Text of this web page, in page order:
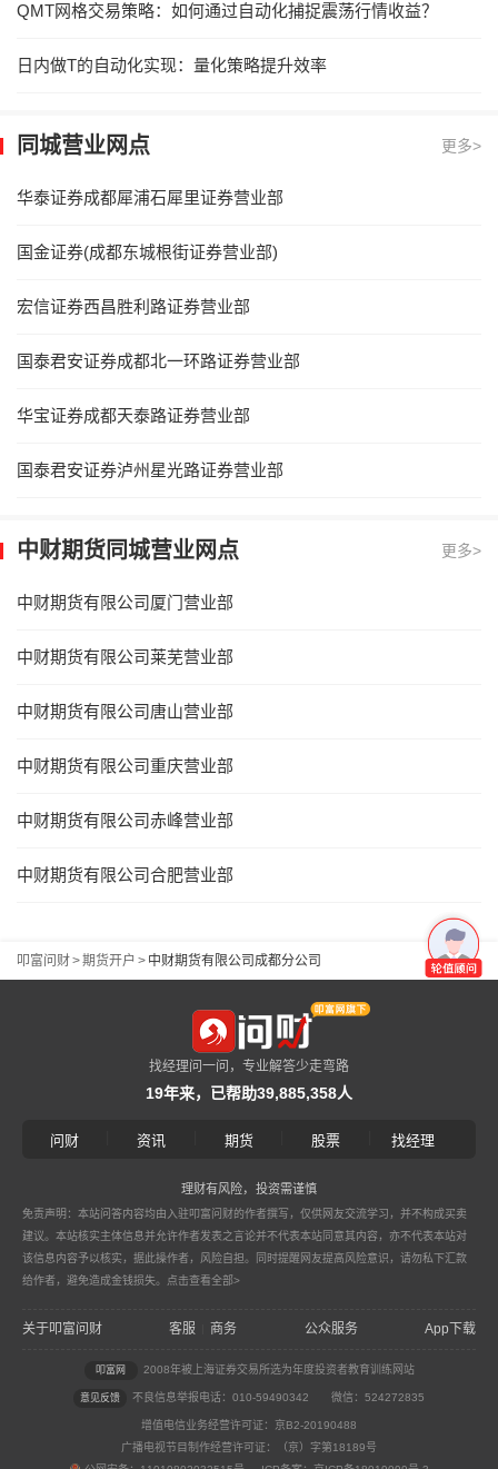
QMT网格交易策略：如何通过自动化捕捉震荡行情收益？
日内做T的自动化实现：量化策略提升效率
同城营业网点 更多>
华泰证券成都犀浦石犀里证券营业部
国金证券(成都东城根街证券营业部)
宏信证券西昌胜利路证券营业部
国泰君安证券成都北一环路证券营业部
华宝证券成都天泰路证券营业部
国泰君安证券泸州星光路证券营业部
中财期货同城营业网点 更多>
中财期货有限公司厦门营业部
中财期货有限公司莱芜营业部
中财期货有限公司唐山营业部
中财期货有限公司重庆营业部
中财期货有限公司赤峰营业部
中财期货有限公司合肥营业部
叩富问财>期货开户 > 中财期货有限公司成都分公司
找经理问一问，专业解答少走弯路
19年来，已帮助39,885,358人
问财 资讯 期货 股票 找经理
理财有风险，投资需谨慎
免责声明：本站问答内容均由入驻叩富问财的作者撰写，仅供网友交流学习，并不构成买卖
建议。本站核实主体信息并允许作者发表之言论并不代表本站同意其内容，亦不代表本站对
该信息内容予以核实，据此操作者，风险自担。同时提醒网友提高风险意识，请勿私下汇款
给作者，避免造成金钱损失。 点击查看全部>
关于叩富问财 客服 商务 公众服务 App下载
叩富网 2008年被上海证券交易所选为年度投资者教育训练网站
意见反馈 不良信息举报电话：010-59490342 微信：524272835
增值电信业务经营许可证：京B2-20190488
广播电视节目制作经营许可证：（京）字第18189号